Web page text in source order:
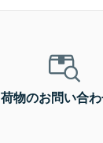
荷物のお問い合